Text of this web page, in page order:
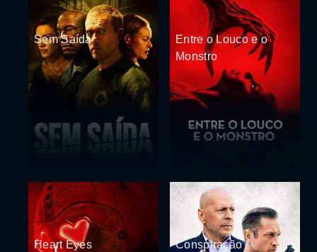
Sem Saída
Entre o Louco e o
Monstro
Heart Eyes
Conspiração